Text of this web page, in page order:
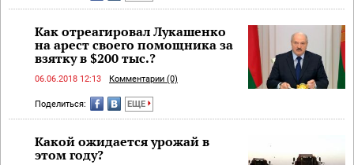
Как отреагировал Лукашенко
на арест своего помощника за
взятку в $200 тыс.?
06.06.2018 12:13 Комментарии (0)
Поделиться: ЕЩЕ
Какой ожидается урожай в
этом году?